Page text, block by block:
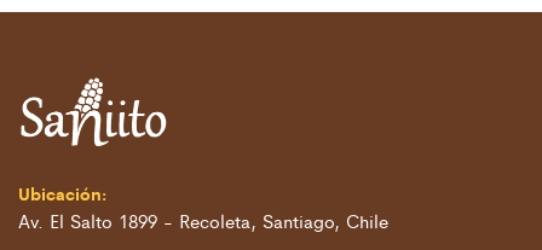
Ubicación:
Av. El Salto 1899 - Recoleta, Santiago, Chile